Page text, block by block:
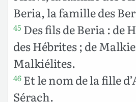
Beria, la famille des
45 Des fils de Beria : de
des Hébrites ; de
Malkiélites.
46 Et le nom de la fille
Sérach.